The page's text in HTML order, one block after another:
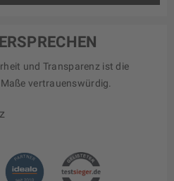
und Transparenz ist die
vertrauenswürdig.